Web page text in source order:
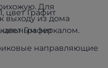
Для
выходу из дома
зеркалом.
цвет Графит
Графит
направляющие